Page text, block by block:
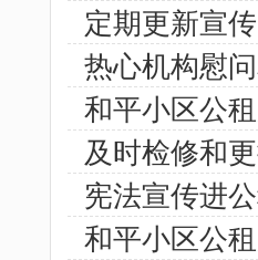
定期更新宣
热心机构慰
和平小区公
及时检修和
宪法宣传进
和平小区公